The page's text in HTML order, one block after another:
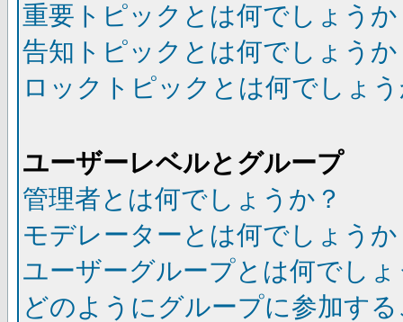
重要トピックとは何でしょうか
告知トピックとは何でしょうか
ロックトピックとは何でしょ
ユーザーレベルとグループ
管理者とは何でしょうか？
モデレーターとは何でしょうか
ユーザーグループとは何でし
どのようにグループに参加す